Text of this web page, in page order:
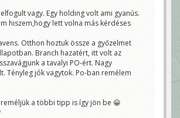
vagy. Egy holding volt ami gyanús.
hiszem,hogy lett volna más kérdéses
Otthon hoztuk össze a győzelmet
Branch hazatért, itt volt az
a tavalyi PO-ért. Nagy
Tényleg jók vagytok. Po-ban remélem
reméljük a többi tipp is így jön be 😀